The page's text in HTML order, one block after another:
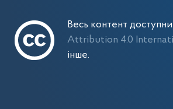
Весь контент
Attribution 4.0
інше.